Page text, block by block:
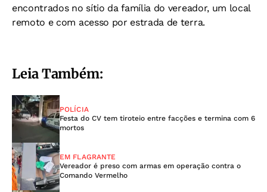
encontrados no sítio da família do vereador, um local
remoto e com acesso por estrada de terra.
Leia Também:
POLÍCIA
Festa do CV tem tiroteio entre facções e termina com 6
mortos
EM FLAGRANTE
Vereador é preso com armas em operação contra o
Comando Vermelho